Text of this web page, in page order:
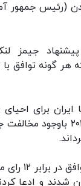
(رئیس جمهور
احیای توافق هسته‌ای ۲۰۱۵ و به پیشنهاد جیمز
گونه توافق با
برای احیای
خواهد شد، توافقی که دونالد ترامپ رئیس جمهور پیشین آمریکا در سال ۲۰۱۸
سناتورهای آمریکایی همچنین در اقدام ضد ایرانی دیگر طرحی را
و ادعا